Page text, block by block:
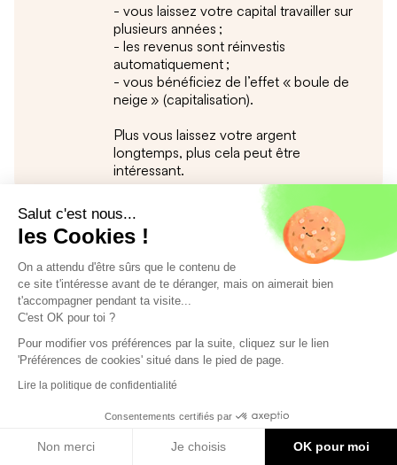
Salut c'est nous...
les Cookies !
On a attendu d'être sûrs que le contenu de
ce site t'intéresse avant de te déranger, mais on aimerait bien
t'accompagner pendant ta visite...
C'est OK pour toi ?
Pour modifier vos préférences par la suite, cliquez sur le lien
'Préférences de cookies' situé dans le pied de page.
Lire la politique de confidentialité
Consentements certifiés par
Non merci Je choisis OK pour moi
- vous laissez votre capital travailler sur
plusieurs années ;
- les revenus sont réinvestis
automatiquement ;
- vous bénéficiez de l’effet « boule de
neige » (capitalisation).
Plus vous laissez votre argent
longtemps, plus cela peut être
intéressant.
Attention, toutefois, même si investir en SCI
avec une assurance-vie intéressant, il y a aussi
des points de vigilance :
- le capital n’est pas garanti (unités de
compte) ;
- il peut y avoir des frais (assurance-vie et